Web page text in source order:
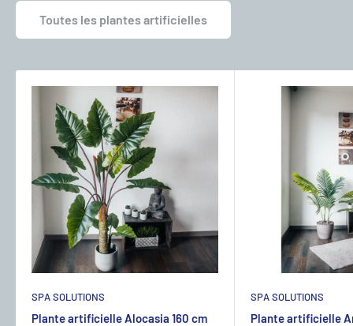
Toutes les plantes artificielles
SPA SOLUTIONS
Plante artificielle Alocasia 160 cm
SPA SOLUTIONS
Plante artificielle